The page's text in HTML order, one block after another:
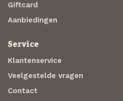
Giftcard
Aanbiedingen
Service
Klantenservice
Veelgestelde vragen
Contact